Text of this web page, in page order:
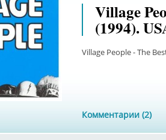
Village
(1994).
Village People - The
Комментарии (2)